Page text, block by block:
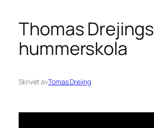
Thomas Drejings
hummerskola
Skrivet avTomas Drejing